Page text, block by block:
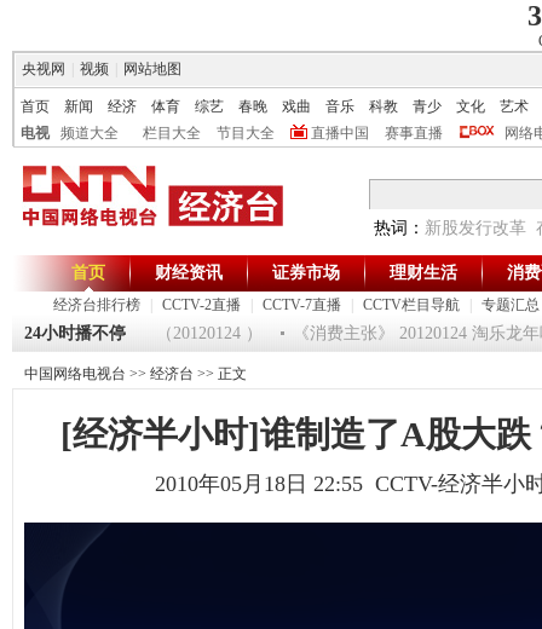
央视网
视频 网站地图
首页 新闻 经济 体育 综艺 春晚 戏曲 音乐 科教 青少 文化
艺术
电视
频道大全 栏目大全 节目大全 直播中国 赛事直播 网络
热词： 新股发行改革
首页
经济台排行榜 CCTV-2直播 CCTV-7直播 CCTV栏目导航 专题汇总
财经资讯 证券市场 理财生活 消
24小时播不停
湛江（下） （20120124 ） 《消费主张》 20120124 淘乐龙年味
中国网络电视台 >> 经济台 >> 正文
[经济半小时]谁制造了A股大跌
2010年05月18日 22:55 CCTV-经济半小